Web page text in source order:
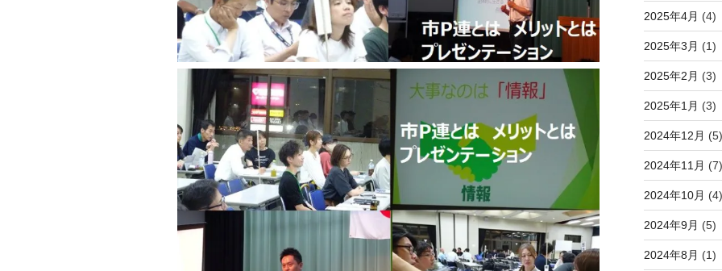
2025年4月 (4)
2025年3月 (1)
2025年2月 (3)
2025年1月 (3)
2024年12月 (5)
2024年11月 (7)
2024年10月 (4)
2024年9月 (5)
2024年8月 (1)